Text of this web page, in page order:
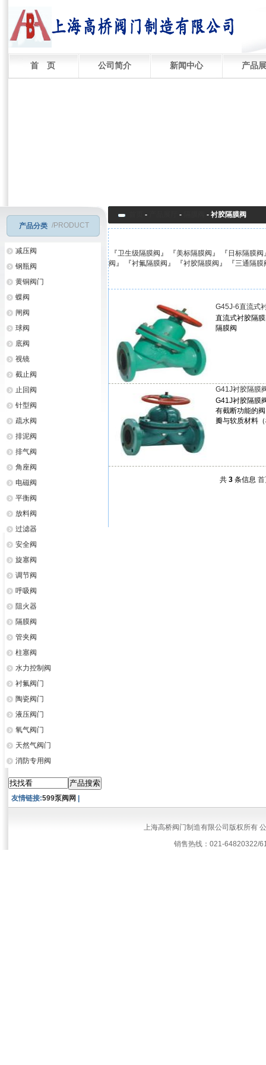
首 页 公司简介 新闻中心 产品
产品分类 /PRODUCT
减压阀
钢瓶阀
黄铜阀门
蝶阀
闸阀
球阀
底阀
视镜
截止阀
止回阀
针型阀
疏水阀
排泥阀
排气阀
角座阀
电磁阀
平衡阀
放料阀
过滤器
安全阀
旋塞阀
调节阀
呼吸阀
阻火器
隔膜阀
管夹阀
柱塞阀
水力控制阀
衬氟阀门
陶瓷阀门
液压阀门
氧气阀门
天然气阀门
消防专用阀
- - - 衬胶隔膜阀
『卫生级隔膜阀 』 『美标隔膜阀 』 『 日标隔膜阀
阀 』 『衬氟隔膜阀 』 『衬胶隔膜阀 』 『三通隔膜
G45J-6直流式
直流式衬胶隔
隔膜阀
G41J衬胶隔膜
G41J衬胶隔膜
有截断功能的
瓣与软质材料
共 3 条信息
友情链接:599泵阀网
上海高桥阀门制造有限公司版权所有
销售热线：021-64820322/